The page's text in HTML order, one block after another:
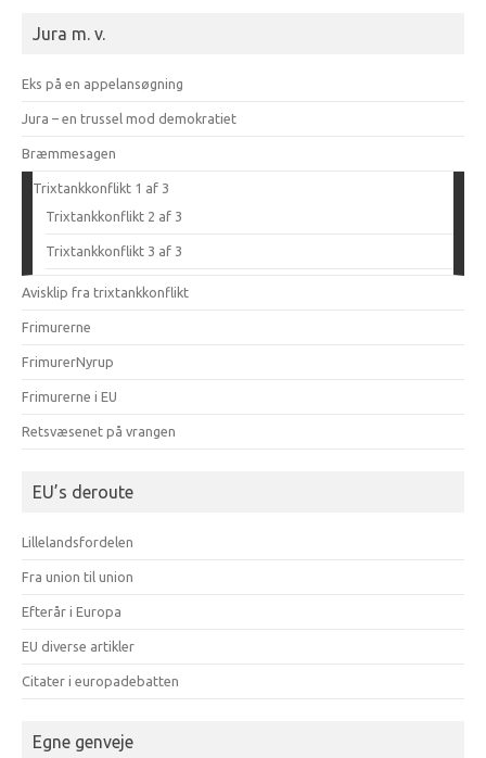
Jura m. v.
Eks på en appelansøgning
Jura – en trussel mod demokratiet
Bræmmesagen
Trixtankkonflikt 1 af 3
Trixtankkonflikt 2 af 3
Trixtankkonflikt 3 af 3
Avisklip fra trixtankkonflikt
Frimurerne
FrimurerNyrup
Frimurerne i EU
Retsvæsenet på vrangen
EU’s deroute
Lillelandsfordelen
Fra union til union
Efterår i Europa
EU diverse artikler
Citater i europadebatten
Egne genveje